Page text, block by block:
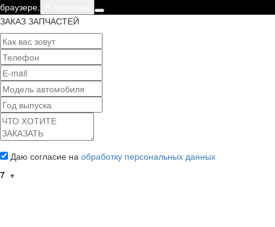
браузере.
ЗАКАЗ ЗАПЧАСТЕЙ
Даю согласие на обработку персональных данных
7 +